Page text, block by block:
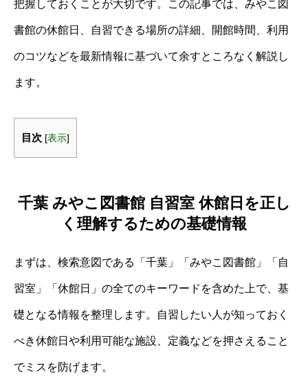
把握しておくことが大切です。この記事では、みやこ図
書館の休館日、自習できる場所の詳細、開館時間、利用
のコツなどを最新情報に基づいて余すところなく解説し
ます。
目次 [表示]
千葉 みやこ図書館 自習室 休館日を正し
く理解するための基礎情報
まずは、検索意図である「千葉」「みやこ図書館」「自
習室」「休館日」の全てのキーワードを含めた上で、基
礎となる情報を整理します。自習したい人が知っておく
べき休館日や利用可能な施設、定義などを押さえること
でミスを防げます。